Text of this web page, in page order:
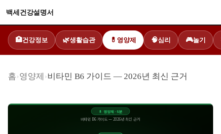
백세건강설명서
🏥 건강정보 🌿생활습관 💊 영양제 🧠심리 🎮놀기
홈›영양제 ›비타민 B6 가이드 — 2026년 최신 근거
💊 영양제 · 5분
비타민 B6 가이드 — 2026년 최신 근거